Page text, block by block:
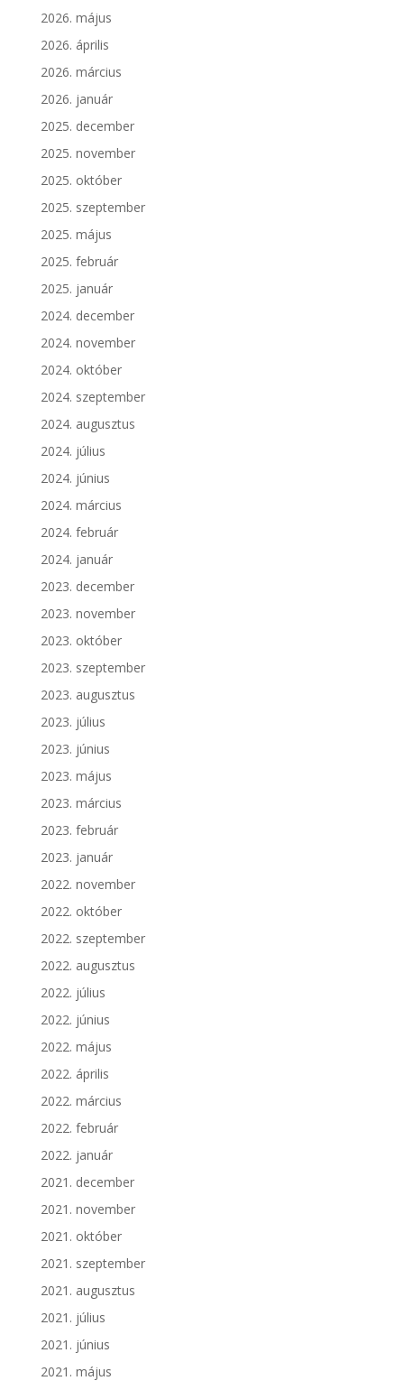
2026. május
2026. április
2026. március
2026. január
2025. december
2025. november
2025. október
2025. szeptember
2025. május
2025. február
2025. január
2024. december
2024. november
2024. október
2024. szeptember
2024. augusztus
2024. július
2024. június
2024. március
2024. február
2024. január
2023. december
2023. november
2023. október
2023. szeptember
2023. augusztus
2023. július
2023. június
2023. május
2023. március
2023. február
2023. január
2022. november
2022. október
2022. szeptember
2022. augusztus
2022. július
2022. június
2022. május
2022. április
2022. március
2022. február
2022. január
2021. december
2021. november
2021. október
2021. szeptember
2021. augusztus
2021. július
2021. június
2021. május